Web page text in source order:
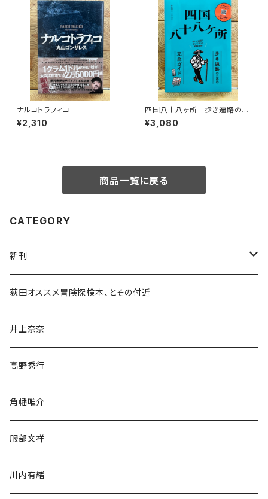
ナルコトラフィコ
¥2,310
四国八十八ヶ所 歩き遍路のた
めの完全ガイド
¥3,080
商品一覧に戻る
CATEGORY
新刊
和書
文学・小説・物語
随筆・ノンフィクション・その他
荻田オススメ冒険探検本、とその付近
井上奈奈
高野秀行
角幡唯介
服部文祥
川内有緒